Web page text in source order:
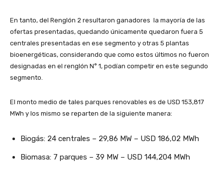
En tanto, del Renglón 2 resultaron ganadores la mayoría de las
ofertas presentadas, quedando únicamente quedaron fuera 5
centrales presentadas en ese segmento y otras 5 plantas
bioenergéticas, considerando que como estos últimos no fueron
designadas en el renglón N° 1, podían competir en este segundo
segmento.
El monto medio de tales parques renovables es de USD 153,817
MWh y los mismo se reparten de la siguiente manera:
Biogás: 24 centrales – 29,86 MW – USD 186,02 MWh
Biomasa: 7 parques – 39 MW – USD 144,204 MWh